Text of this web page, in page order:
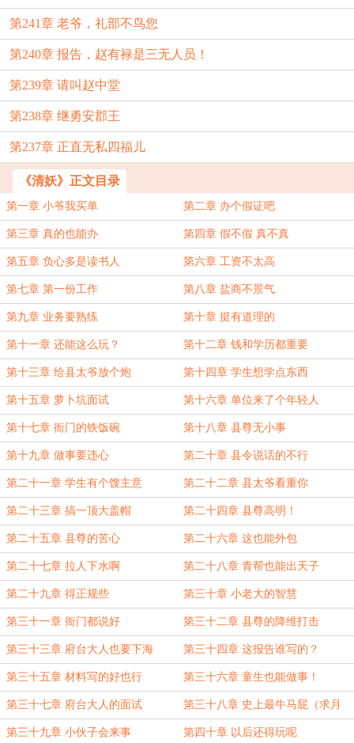
第241章 老爷，礼部不鸟您
第240章 报告，赵有禄是三无人员！
第239章 请叫赵中堂
第238章 继勇安郡王
第237章 正直无私四福儿
《清妖》正文目录
第一章 小爷我买单 第二章 办个假证吧
第三章 真的也能办 第四章 假不假 真不真
第五章 负心多是读书人 第六章 工资不太高
第七章 第一份工作 第八章 盐商不景气
第九章 业务要熟练 第十章 挺有道理的
第十一章 还能这么玩？ 第十二章 钱和学历都重要
第十三章 给县太爷放个炮 第十四章 学生想学点东西
第十五章 萝卜坑面试 第十六章 单位来了个年轻人
第十七章 衙门的铁饭碗 第十八章 县尊无小事
第十九章 做事要违心 第二十章 县令说话的不行
第二十一章 学生有个馊主意 第二十二章 县太爷看重你
第二十三章 搞一顶大盖帽 第二十四章 县尊高明！
第二十五章 县尊的苦心 第二十六章 这也能外包
第二十七章 拉人下水啊 第二十八章 青帮也能出天子
第二十九章 得正规些 第三十章 小老大的智慧
第三十一章 衙门都说好 第三十二章 县尊的降维打击
第三十三章 府台大人也要下海 第三十四章 这报告谁写的？
第三十五章 材料写的好也行 第三十六章 童生也能做事！
第三十七章 府台大人的面试 第三十八章 史上最牛马屁（求月
票）
第三十九章 小伙子会来事 第四十章 以后还得玩呢